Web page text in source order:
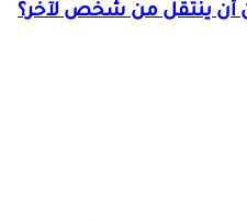
أن ينتقل من شخص لآخر؟